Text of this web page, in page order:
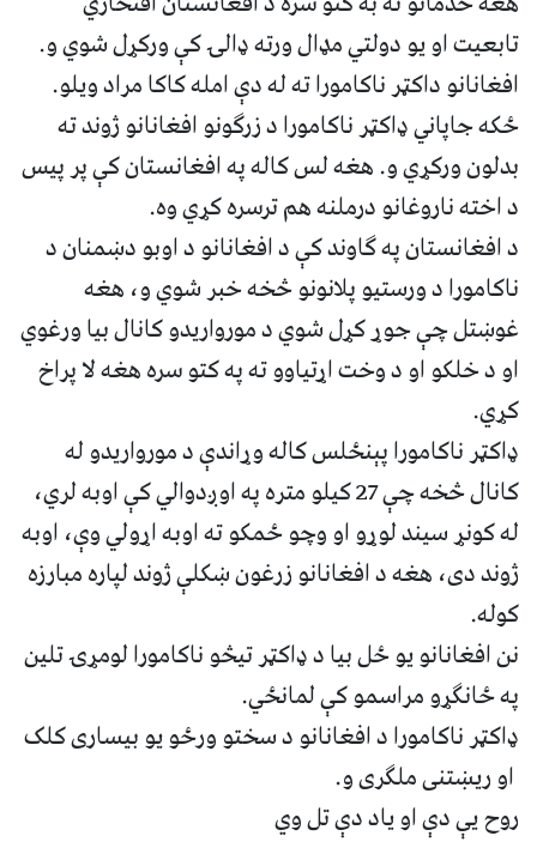
تابعیت او یو دولتي مډال ورته ډالۍ کې ورکړل شوي و.
افغانانو ‌داکټر ناکامورا ته له دې امله کاکا مراد ویلو.
ځکه جاپاني ډاکټر ناکامورا د زرګونو افغانانو ژوند ته
بدلون ورکړي و. هغه لس کاله په افغانستان کې پر پیس
د اخته ناروغانو درملنه هم ترسره کړي وه.
د افغانستان په ګاوند کې د افغانانو د اوبو دښمنان د
ناکامورا د ورستيو پلانونو څخه خبر شوي و، هغه
غوښتل چې جوړ کړل شوي د مورواریدو کانال بیا ورغوي
او د خلکو او د وخت اړتیاوو ته په کتو سره هغه لا پراخ
کړي.
ډاکټر ناکامورا پېنځلس کاله وړاندې د ‌مورواریدو له
کانال څخه چې 27 کیلو متره په اوږدوالي کې اوبه لري،
له کونړ سیند لوړو او وچو ځمکو ته اوبه اړولي وې، اوبه
ژوند دی، هغه د افغانانو زرغون ښکلې ژوند لپاره مبارزه
کوله.
نن افغانانو یو ځل بیا د ‌ډاکټر تیڅو ناکامورا لومړۍ تلین
په ځانګړو مراسمو کې لمانځي.
ډاکټر ناکامورا د افغانانو د سختو ورځو یو بیساری کلک
او ریښتنی ملګری و.
روح یې دې او یاد دې تل وي